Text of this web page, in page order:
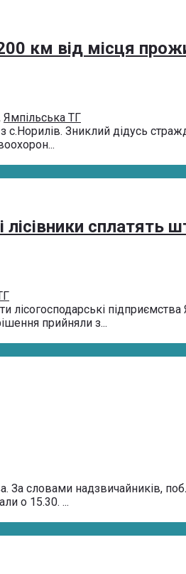
км від місця
Ямпільська ТГ
Зниклий дідусь
сплатять
прийняли з...
словами надзвичайників,
о 15.30. ...